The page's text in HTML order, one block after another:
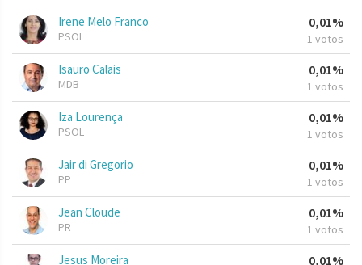
Irene Melo Franco
PSOL
0,01%
1 votos
Isauro Calais
MDB
0,01%
1 votos
Iza Lourença
PSOL
0,01%
1 votos
Jair di Gregorio
PP
0,01%
1 votos
Jean Cloude
PR
0,01%
1 votos
Jesus Moreira 0,01%